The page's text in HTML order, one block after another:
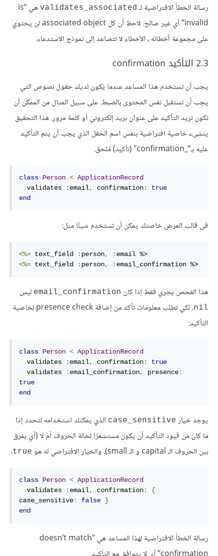
رسالة الخطأ الافتراضية لـ validates_associated
هي “is
invalid” أي غير صالح. لاحظ أن كل associated object لن يحتوي
على مجموعة أخطائه ، الأخطاء لا تتصاعد إلى نموذج الاستدعاء.
2.3 التأكيد confirmation
يجب أن تستخدم هذا المساعد عندما يكون لديك حقول نصوص التي
يجب أن تستقبل نفس المحتوى بالضبط. على سبيل المثال من الممكن أن
تكون تريد التأكيد على عنوان بريد إلكتروني أو كلمة مرور. هذا التحقيق
ينشىء خاصية افتراضية بنفس اسم الحقل الذي يجب أن يتم التأكيد
عليه بـ”_confirmation” (تأكيد) مُلحق.
class Person < ApplicationRecord
  validates
: email, confirmation:
true
end
فى قالب العرض خاصتك يمكن أن تستخدم شيئًا مثل:
<%= text_field : person, : email
<%= text_field : person, : email_confirmation %>
هذا الفحص يجري فقط إذا كان email_confirmation ليس
nil
. لكي تطلب معلومات تأكد من إضافة presence check لخاصية
التأكيد:
class Person < ApplicationRecord
  validates
: email, confirmation:
true
  validates
: email_confirmation, presence:
true
end
يوجد خيار case_sensitive الذي يمكنك استخدامه لتحدد إذا
ما كان من قيود التأكيد أن يكون مستشعرًا لحالة الحروف أم لا (أي يفرق
بين الحروف الـ capital و الـ small). والخيار الافتراضي له هو
true
.
class Person < ApplicationRecord
  validates
: email, confirmation:
{
case_sensitive: false }
end
رسالة الخطأ الافتراضية لهذا المساعد هي “doesn’t match